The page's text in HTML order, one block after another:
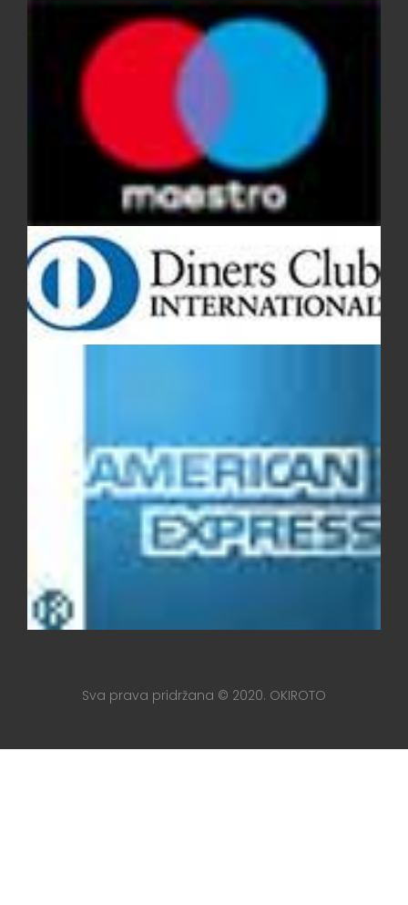
Sva prava pridržana © 2020. OKIROTO